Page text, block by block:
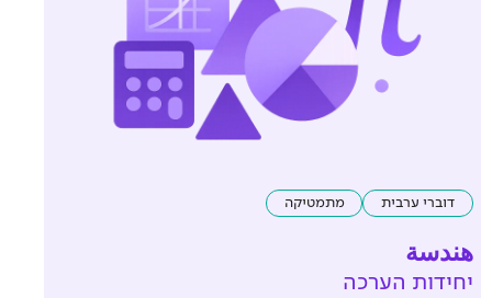
דוברי ערבית מתמטיקה
هندسة
יחידות הערכה